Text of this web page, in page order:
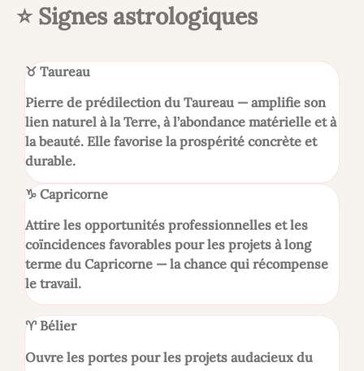
⭐ Signes astrologiques
♉ Taureau
Pierre de prédilection du Taureau — amplifie son
lien naturel à la Terre, à l’abondance matérielle et à
la beauté. Elle favorise la prospérité concrète et
durable.
♑ Capricorne
Attire les opportunités professionnelles et les
coïncidences favorables pour les projets à long
terme du Capricorne — la chance qui récompense
le travail.
♈ Bélier
Ouvre les portes pour les projets audacieux du